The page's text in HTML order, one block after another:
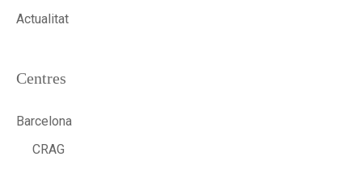
Actualitat
Centres
Barcelona
CRAG